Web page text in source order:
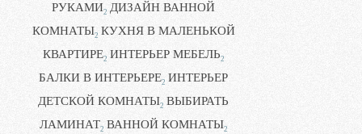
РУКАМИ2 ДИЗАЙН ВАННОЙ
КОМНАТЫ2 КУХНЯ В МАЛЕНЬКОЙ
КВАРТИРЕ2 ИНТЕРЬЕР МЕБЕЛЬ2
БАЛКИ В ИНТЕРЬЕРЕ2 ИНТЕРЬЕР
ДЕТСКОЙ КОМНАТЫ2 ВЫБИРАТЬ
ЛАМИНАТ2 ВАННОЙ КОМНАТЫ2